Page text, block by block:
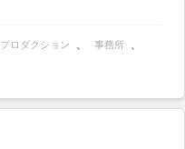
プロダクション 、 事務所 、